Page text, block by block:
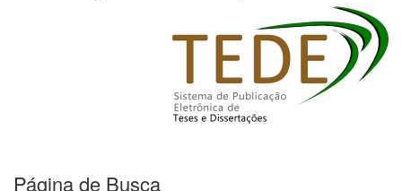
Página de Busca